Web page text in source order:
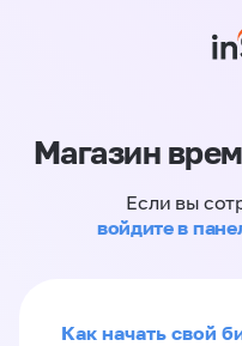
Магазин
Если вы
войдите в
Как начать свой